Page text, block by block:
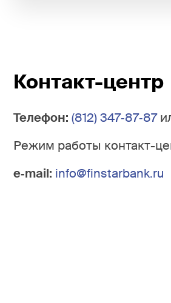
Контакт-центр
Телефон: (812) 347‐87‐87
Режим работы контакт-
e‐mail: info@finstarbank.ru